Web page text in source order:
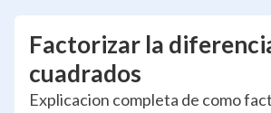
Factorizar la
cuadrados
Explicacion completa de como